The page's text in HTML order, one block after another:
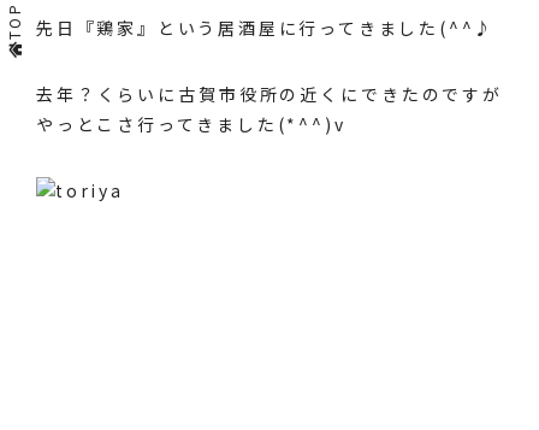
TOP 先日『鶏家』という居酒屋に行ってきました(^^♪
去年？くらいに古賀市役所の近くにできたのですが
やっとこさ行ってきました(*^^)v